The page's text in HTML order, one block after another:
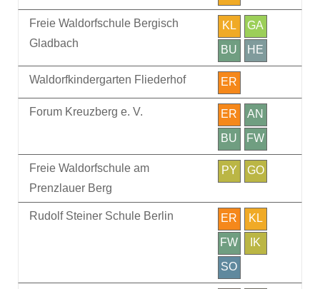
Freie Waldorfschule Bergisch
Gladbach
KL
GA
BU
HE
Waldorfkindergarten Fliederhof ER
Forum Kreuzberg e. V. ER
AN
BU
FW
Freie Waldorfschule am
Prenzlauer Berg
PY GO
Rudolf Steiner Schule Berlin ER
KL
FW
IK
SO